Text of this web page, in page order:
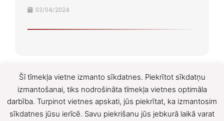
03/04/2024
Šī tīmekļa vietne izmanto sīkdatnes. Piekrītot sīkdatņu
izmantošanai, tiks nodrošināta tīmekļa vietnes optimāla
darbība. Turpinot vietnes apskati, jūs piekrītat, ka izmantosim
sīkdatnes jūsu ierīcē. Savu piekrišanu jūs jebkurā laikā varat